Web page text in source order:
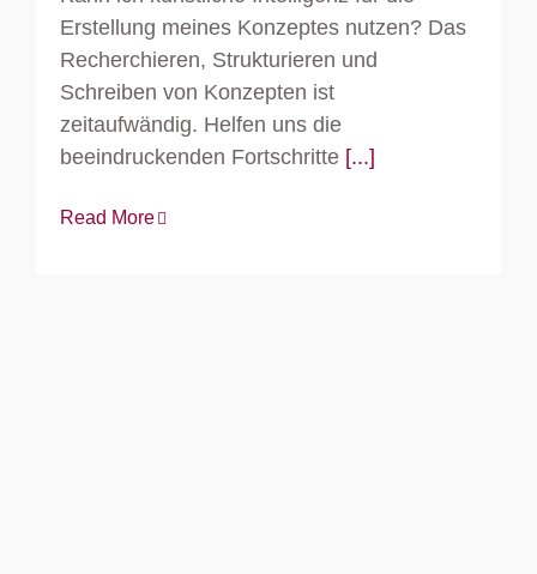
Erstellung meines Konzeptes nutzen? Das
Recherchieren, Strukturieren und
Schreiben von Konzepten ist
zeitaufwändig. Helfen uns die
beeindruckenden Fortschritte[...]
Read More